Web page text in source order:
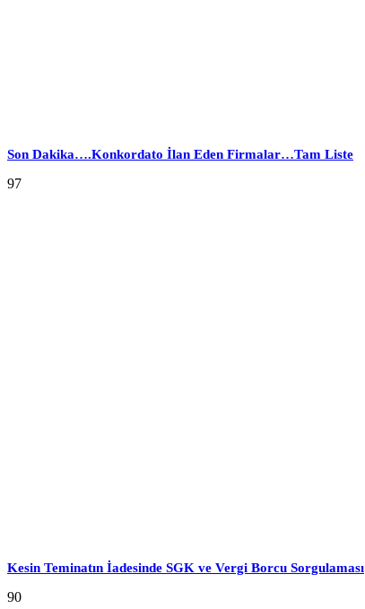
Son Dakika….Konkordato İlan Eden Firmalar…Tam Liste
97
Kesin Teminatın İadesinde SGK ve Vergi Borcu Sorgulaması
90